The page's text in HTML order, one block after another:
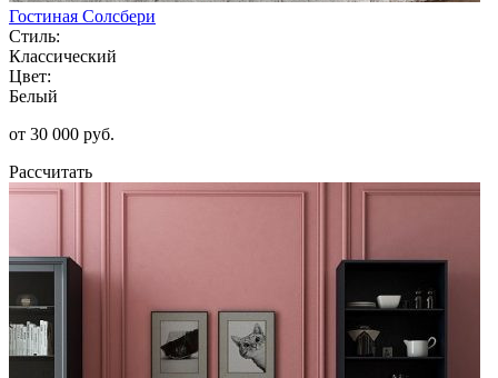
Гостиная Солсбери
Стиль:
Классический
Цвет:
Белый
от 30 000 руб.
Рассчитать